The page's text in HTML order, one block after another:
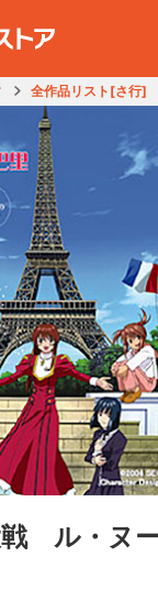
全作品リスト[さ行]
ル・ヌ